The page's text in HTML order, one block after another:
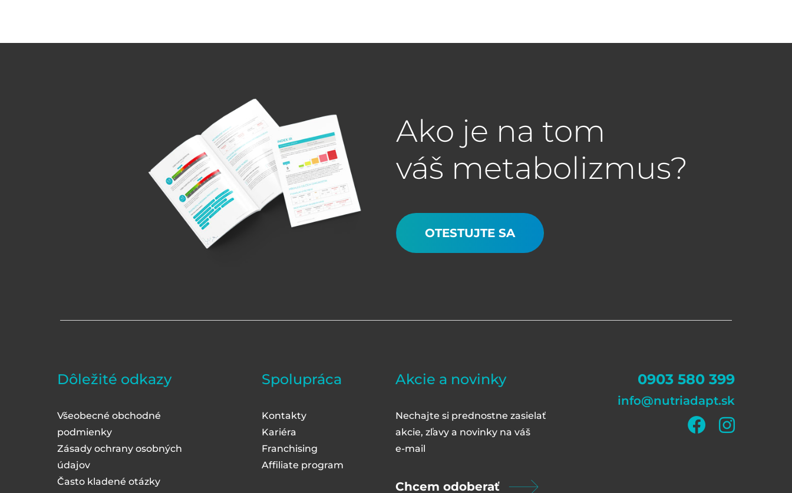
Ako je na tom
váš metabolizmus?
OTESTUJTE SA
Dôležité odkazy
Všeobecné obchodné
podmienky
Zásady ochrany osobných
údajov
Často kladené otázky
Spolupráca
Kontakty
Kariéra
Franchising
Affiliate program
Akcie a novinky
Nechajte si prednostne zasielať
akcie, zľavy a novinky na váš
e-mail
Chcem odoberať
0903 580 399
info@nutriadapt.sk